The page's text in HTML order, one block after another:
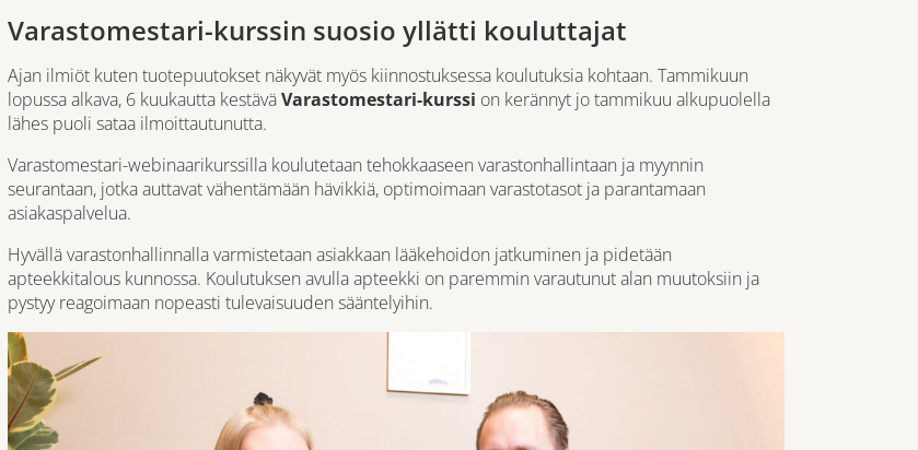
Varastomestari-kurssin suosio yllätti kouluttajat
Ajan ilmiöt kuten tuotepuutokset näkyvät myös kiinnostuksessa koulutuksia kohtaan. Tammikuun
lopussa alkava, 6 kuukautta kestäväVarastomestari-kurssi on kerännyt jo tammikuu alkupuolella
lähes puoli sataa ilmoittautunutta.
Varastomestari-webinaarikurssilla koulutetaan tehokkaaseen varastonhallintaan ja myynnin
seurantaan, jotka auttavat vähentämään hävikkiä, optimoimaan varastotasot ja parantamaan
asiakaspalvelua.
Hyvällä varastonhallinnalla varmistetaan asiakkaan lääkehoidon jatkuminen ja pidetään
apteekkitalous kunnossa. Koulutuksen avulla apteekki on paremmin varautunut alan muutoksiin ja
pystyy reagoimaan nopeasti tulevaisuuden sääntelyihin.